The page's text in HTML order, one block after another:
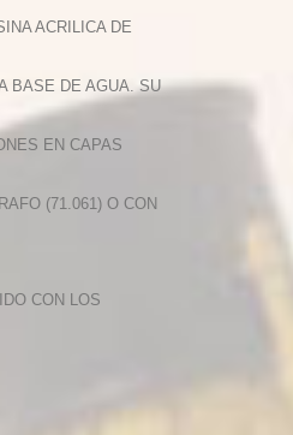
ACRILICA DE
BASE DE AGUA. SU
EN CAPAS
(71.061) O CON
CON LOS